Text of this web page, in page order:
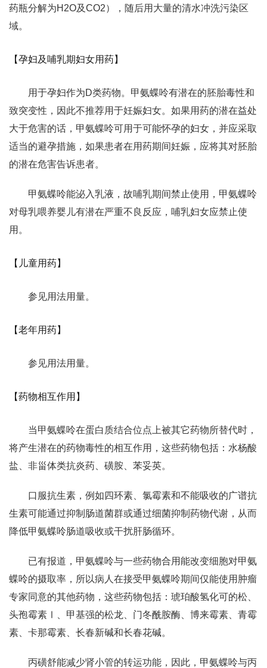
药瓶分解为H2O及CO2），随后用大量的清水冲洗污染区
域。
【孕妇及哺乳期妇女用药】
用于孕妇作为D类药物。甲氨蝶呤有潜在的胚胎毒性和
致突变性，因此不推荐用于妊娠妇女。如果用药的潜在益处
大于危害的话，甲氨蝶呤可用于可能怀孕的妇女，并应采取
适当的避孕措施，如果患者在用药期间妊娠，应将其对胚胎
的潜在危害告诉患者。
甲氨蝶呤能泌入乳液，故哺乳期间禁止使用，甲氨蝶呤
对母乳喂养婴儿有潜在严重不良反应，哺乳妇女应禁止使
用。
【儿童用药】
参见用法用量。
【老年用药】
参见用法用量。
【药物相互作用】
当甲氨蝶呤在蛋白质结合位点上被其它药物所替代时，
将产生潜在的药物毒性的相互作用，这些药物包括：水杨酸
盐、非甾体类抗炎药、磺胺、苯妥英。
口服抗生素，例如四环素、氯霉素和不能吸收的广谱抗
生素可能通过抑制肠道菌群或通过细菌抑制药物代谢，从而
降低甲氨蝶呤肠道吸收或干扰肝肠循环。
已有报道，甲氨蝶呤与一些药物合用能改变细胞对甲氨
蝶呤的摄取率，所以病人在接受甲氨蝶呤期间仅能使用肿瘤
专家同意的其他药物，这些药物包括：琥珀酸氢化可的松、
头孢霉素Ⅰ、甲基强的松龙、门冬酰胺酶、博来霉素、青霉
素、卡那霉素、长春新碱和长春花碱。
丙磺舒能减少肾小管的转运功能，因此，甲氨蝶呤与丙